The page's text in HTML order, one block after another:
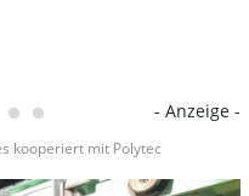
- Anzeige -
kooperiert mit Polytec